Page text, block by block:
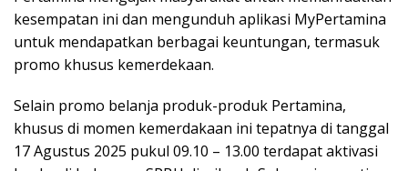
kesempatan ini dan mengunduh aplikasi MyPertamina
untuk mendapatkan berbagai keuntungan, termasuk
promo khusus kemerdekaan.
Selain promo belanja produk-produk Pertamina,
khusus di momen kemerdakaan ini tepatnya di tanggal
17 Agustus 2025 pukul 09.10 – 13.00 terdapat aktivasi